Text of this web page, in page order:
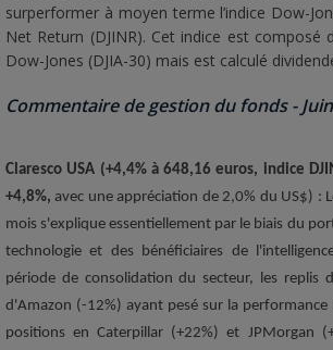
surperformer à moyen terme l’indice Dow-
Net Return (DJINR). Cet indice est composé
Dow-Jones (DJIA-30) mais est calculé
Commentaire de gestion du fonds -
Claresco USA (+4,4% à 648,16 euros, indice
+4,8%,avec une appréciation de 2,0% du US$) :
mois s'explique essentiellement par le biais du
technologie et des bénéficiaires de
période de consolidation du secteur, les replis
d'Amazon (-12%) ayant pesé sur la performance
positions en Caterpillar (+22%) et JPMorgan